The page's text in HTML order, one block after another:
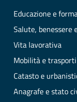
Educazione e
Salute, benessere
Vita lavorativa
Mobilità e trasporti
Catasto e
Anagrafe e stato